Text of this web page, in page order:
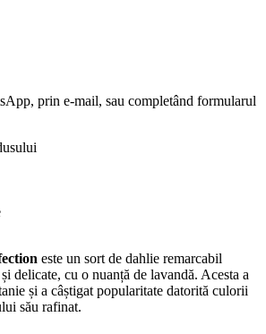
prin e-mail, sau completând formularul
este un sort de dahlie remarcabil
delicate, cu o nuanță de lavandă. Acesta a
și a câștigat popularitate datorită culorii
său rafinat.